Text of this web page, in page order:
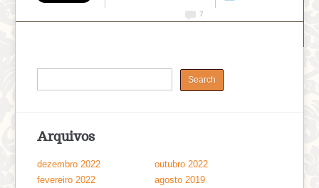
7
Arquivos
dezembro 2022
outubro 2022
fevereiro 2022
agosto 2019